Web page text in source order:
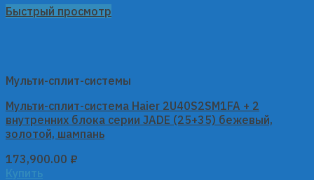
Быстрый просмотр
Мульти-сплит-системы
Мульти-сплит-система Haier 2U40S2SM1FA + 2
внутренних блока серии JADE (25+35) бежевый,
золотой, шампань
173,900.00 ₽
Купить